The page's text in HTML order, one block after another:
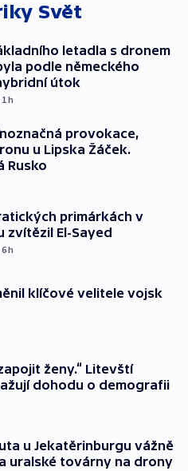
Svět
letadla s dronem
podle německého
útok
1h
provokace,
u Lipska Žáček.
Rusko
primárkách v
zvítězil El-Sayed
6h
klíčové velitele vojsk
ženy.“ Litevští
dohodu o demografii
u Jekatěrinburgu vážně
uralské továrny na drony